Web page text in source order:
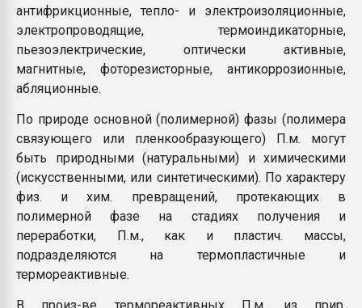
антифрикционные, тепло- и электроизоляционные,
электропроводящие, термоиндикаторные,
пьезоэлектрические, оптически активные,
магнитные, фоторезисторные, антикоррозионные,
абляционные.
По природе основной (полимерной) фазы (полимера
связующего или пленкообразующего) П.м. могут
быть природными (натуральными) и химическими
(искусственными, или синтетическими). По характеру
физ. и хим. превращений, протекающих в
полимерной фазе на стадиях получения и
переработки, П.м., как и пластич. массы,
подразделяются на термопластичные и
термореактивные.